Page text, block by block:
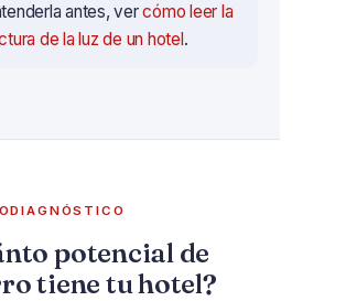
antes, vercómo leer la
de la luz de un hotel .
potencial de
tiene tu hotel?